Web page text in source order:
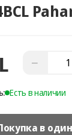
−
Есть в наличии
в